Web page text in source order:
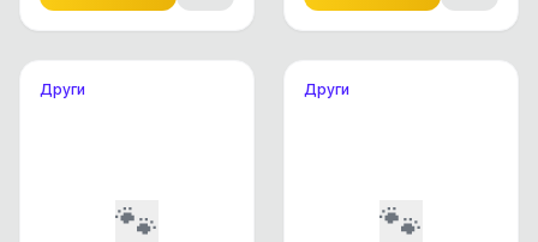
Други
🐾
Други
🐾